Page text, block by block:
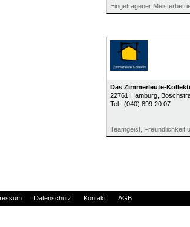
Eingetragener
Das Zimmerleute-
22761 Hamburg,
Tel.: (040) 899 20 07
Teamgeist, Freundlichkeit
Datenschutz Kontakt AGB